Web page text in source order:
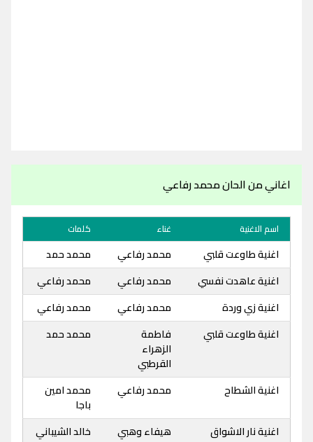
اغاني من الحان محمد رفاعي
اسم الاغنية غناء كلمات
اغنية طاوعت قلبي محمد رفاعي
محمد حمد
اغنية عاهدت نفسي
محمد رفاعي
محمد رفاعي
اغنية زي وردة
محمد رفاعي
محمد رفاعي
اغنية طاوعت قلبي
فاطمة
الزهراء
القرطبي
محمد حمد
اغنية الشطاح محمد رفاعي
محمد امين
باجا
اغنية نار الاشواق
هيفاء وهبي
خالد الشيباني